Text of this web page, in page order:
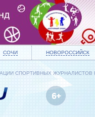
СОЧИ НОВОРОССИЙСК
СПОРТИВНЫХ ЖУРНАЛИСТОВ